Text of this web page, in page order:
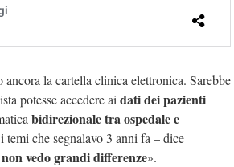
la cartella clinica elettronica. Sarebbe
potesse accedere ai dati dei pazienti
bidirezionale tra ospedale e
temi che segnalavo 3 anni fa – dice
non vedo grandi differenze».